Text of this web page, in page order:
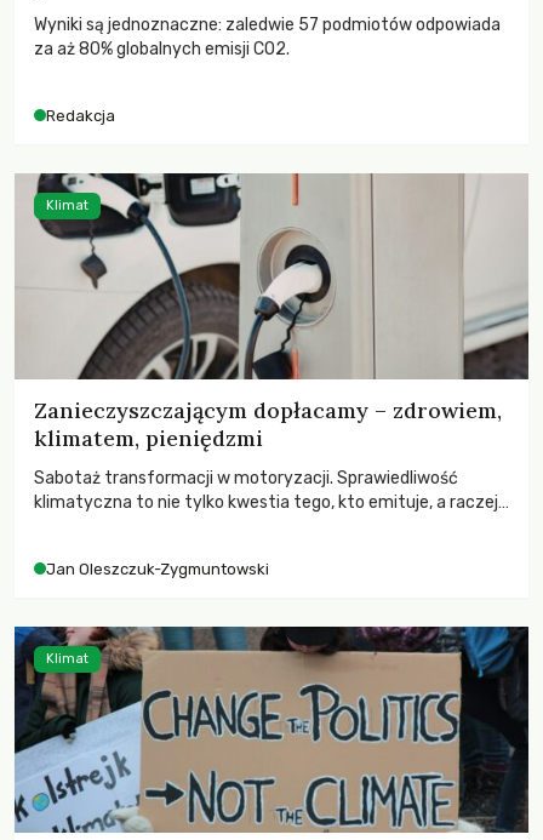
Wyniki są jednoznaczne: zaledwie 57 podmiotów odpowiada
za aż 80% globalnych emisji CO2.
Redakcja
Zanieczyszczającym dopłacamy – zdrowiem,
klimatem, pieniędzmi
Sabotaż transformacji w motoryzacji. Sprawiedliwość
klimatyczna to nie tylko kwestia tego, kto emituje, a raczej
Jan Oleszczuk-Zygmuntowski
Klimat
Klimat